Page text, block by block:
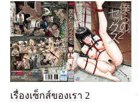
เรื่องเซ็กส์ของเรา 2